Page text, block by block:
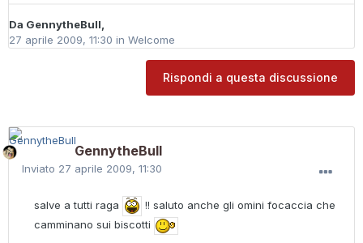
Da GennytheBull,
27 aprile 2009, 11:30 in Welcome
Rispondi a questa discussione
GennytheBull
Inviato 27 aprile 2009, 11:30
salve a tutti raga
!! saluto anche gli omini focaccia che
camminano sui biscotti